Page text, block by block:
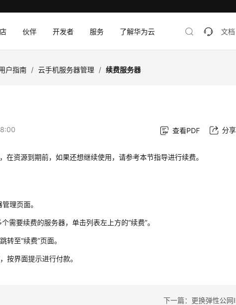
伙伴 开发者 服务 了解华为云 文档
户指南 / 云手机服务器管理 / 续费服务器
查看PDF 分享
在资源到期前，如果还想继续使用，请参考本节指导进行续费。
理页面。
需要续费的服务器，单击列表左上方的“续费”。
转至“续费”页面。
按界面提示进行付款。
下一篇：更换弹性公网